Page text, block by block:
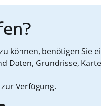
können, benötigen Sie
Daten, Grundrisse,
Verfügung.